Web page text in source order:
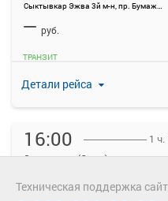
Сыктывкар Эжва 3й м-н, пр. Бумажников
Детали рейса
— руб.
ТРАНЗИТ
16:00
Сыктывкар (Эжва)
1
—
Техническая поддержка